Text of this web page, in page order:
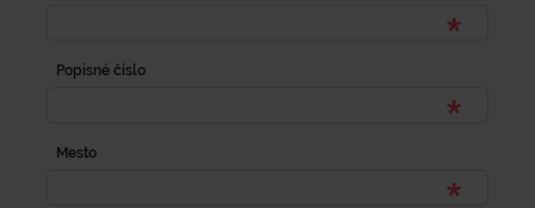
Popisné číslo
Mesto